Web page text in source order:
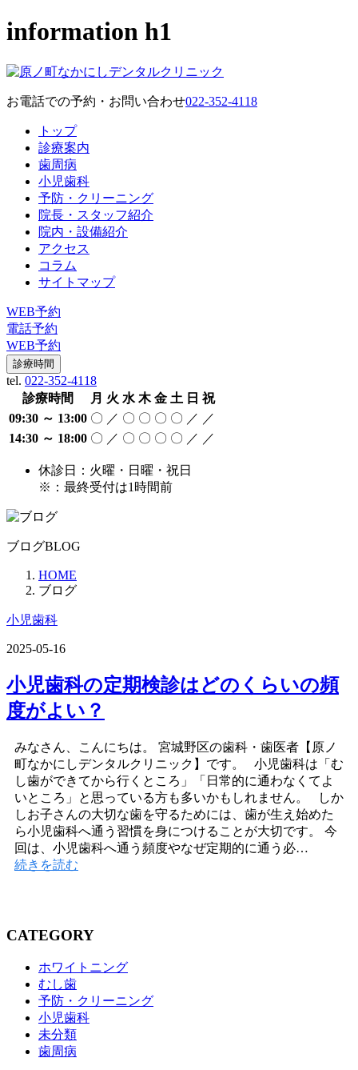
information h1
お電話での予約・お問い合わせ022-352-4118
トップ
診療案内
歯周病
小児歯科
予防・クリーニング
院長・スタッフ紹介
院内・設備紹介
アクセス
コラム
サイトマップ
WEB予約
電話予約
WEB予約
診療時間
tel. 022-352-4118
診療時間
月 火 水 木 金 土 日 祝
09:30 ～ 13:00 〇 ／ 〇 〇 〇 〇 ／ ／
14:30 ～ 18:00 〇 ／ 〇 〇 〇 〇 ／ ／
休診日：火曜・日曜・祝日
※：最終受付は1時間前
ブログBLOG
HOME
ブログ
小児歯科
2025-05-16
小児歯科の定期検診はどのくらいの頻
度がよい？
みなさん、こんにちは。 宮城野区の歯科・歯医者【原ノ
町なかにしデンタルクリニック】です。 小児歯科は「む
し歯ができてから行くところ」「日常的に通わなくてよ
いところ」と思っている方も多いかもしれません。 しか
しお子さんの大切な歯を守るためには、歯が生え始めた
ら小児歯科へ通う習慣を身につけることが大切です。 今
回は、小児歯科へ通う頻度やなぜ定期的に通う必…
続きを読む
CATEGORY
ホワイトニング
むし歯
予防・クリーニング
小児歯科
未分類
歯周病